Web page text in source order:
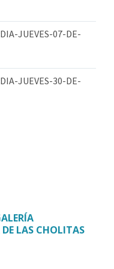
JUEVES-07-DE-
JUEVES-30-DE-
LAS CHOLITAS